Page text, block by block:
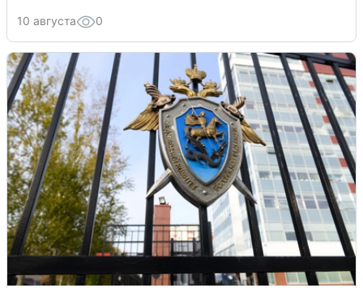
10 августа 0